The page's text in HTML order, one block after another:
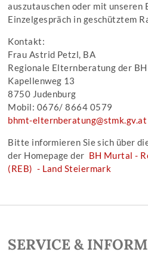
auszutauschen oder mit unseren
Einzelgespräch in geschütztem
Kontakt:
Frau Astrid Petzl, BA
Regionale Elternberatung der
Kapellenweg 13
8750 Judenburg
Mobil: 0676/ 8664 0579
bhmt-elternberatung@stmk.gv.at
Bitte informieren Sie sich über
der Homepage der BH Murtal -
(REB) - Land Steiermark
SERVICE &